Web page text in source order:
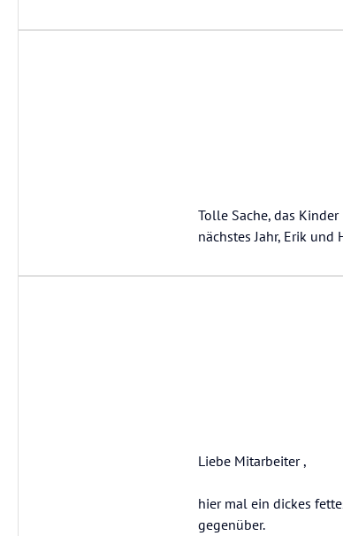
Tolle Sache, das
nächstes Jahr, Erik und
Liebe Mitarbeiter ,
hier mal ein dickes
gegenüber.